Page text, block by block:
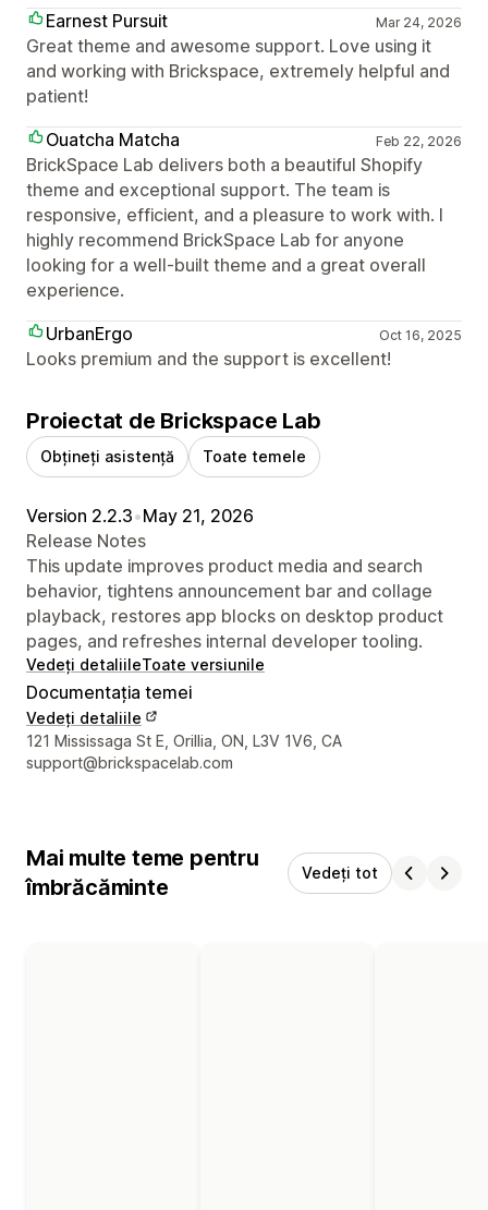
Earnest Pursuit
Mar 24, 2026
Great theme and awesome support. Love using it
and working with Brickspace, extremely helpful and
patient!
Ouatcha Matcha
Feb 22, 2026
BrickSpace Lab delivers both a beautiful Shopify
theme and exceptional support. The team is
responsive, efficient, and a pleasure to work with. I
highly recommend BrickSpace Lab for anyone
looking for a well-built theme and a great overall
experience.
UrbanErgo
Oct 16, 2025
Looks premium and the support is excellent!
Proiectat de Brickspace Lab
Obțineți asistență Toate temele
Version 2.2.3•May 21, 2026
Release Notes
This update improves product media and search
behavior, tightens announcement bar and collage
playback, restores app blocks on desktop product
pages, and refreshes internal developer tooling.
Vedeți detaliileToate versiunile
Documentația temei
Vedeți detaliile
Detaliile de contact ale designerului
121 Mississaga St E, Orillia, ON, L3V 1V6, CA
support@brickspacelab.com
Mai multe teme pentru
îmbrăcăminte
Vedeți tot